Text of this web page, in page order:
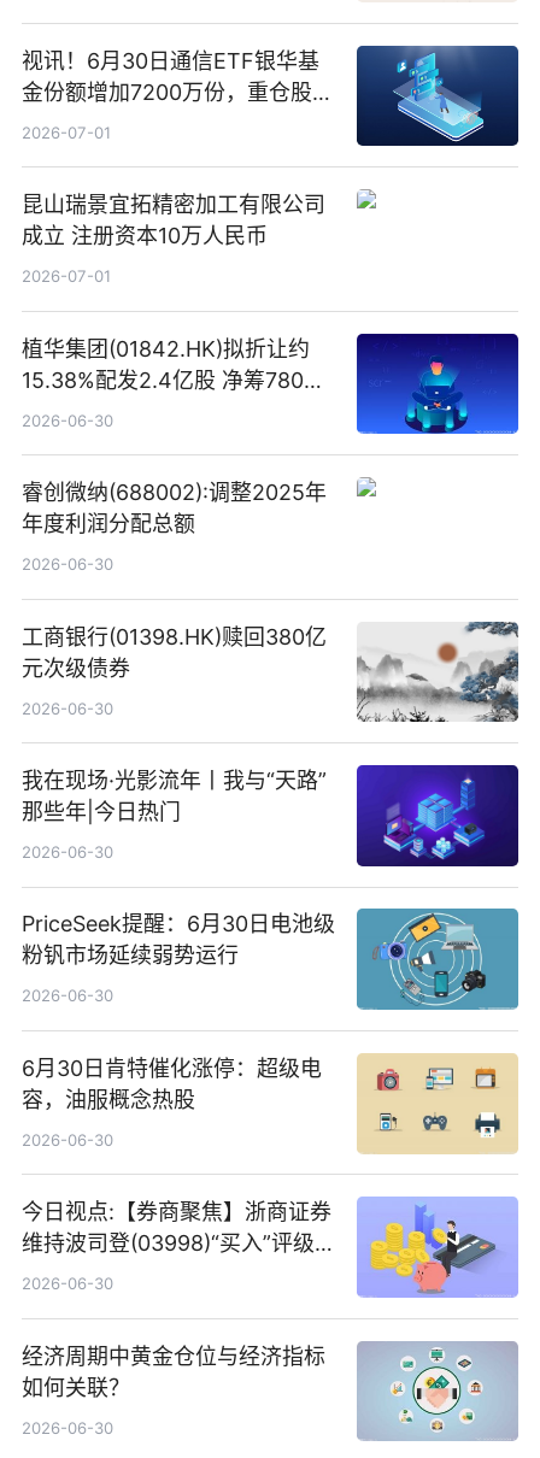
视讯！6月30日通信ETF银华基
金份额增加7200万份，重仓股新
易盛、中际旭创、立讯精密
2026-07-01
昆山瑞景宜拓精密加工有限公司
成立 注册资本10万人民币
2026-07-01
植华集团(01842.HK)拟折让约
15.38%配发2.4亿股 净筹780万
港元
2026-06-30
睿创微纳(688002):调整2025年
年度利润分配总额
2026-06-30
工商银行(01398.HK)赎回380亿
元次级债券
2026-06-30
我在现场·光影流年丨我与“天路”
那些年|今日热门
2026-06-30
PriceSeek提醒：6月30日电池级
粉钒市场延续弱势运行
2026-06-30
6月30日肯特催化涨停：超级电
容，油服概念热股
2026-06-30
今日视点:【券商聚焦】浙商证券
维持波司登(03998)“买入”评级
指其业绩高质量稳增长
2026-06-30
经济周期中黄金仓位与经济指标
如何关联？
2026-06-30